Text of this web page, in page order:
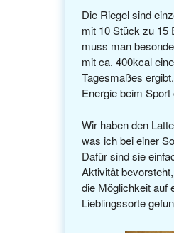
Die Riegel sind
mit 10 Stück zu 15
muss man
mit ca. 400kcal
Tagesmaßes
Energie beim
Wir haben den
was ich bei einer
Dafür sind sie
Aktivität
die Möglichkeit auf
Lieblingssorte